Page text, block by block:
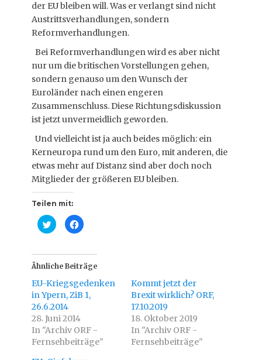
der EU bleiben will. Was er verlangt sind nicht
Austrittsverhandlungen, sondern
Reformverhandlungen.
Bei Reformverhandlungen wird es aber nicht
nur um die britischen Vorstellungen gehen,
sondern genauso um den Wunsch der
Euroländer nach einen engeren
Zusammenschluss. Diese Richtungsdiskussion
ist jetzt unvermeidlich geworden.
Und vielleicht ist ja auch beides möglich: ein
Kerneuropa rund um den Euro, mit anderen, die
etwas mehr auf Distanz sind aber doch noch
Mitglieder der größeren EU bleiben.
Teilen mit:
K
l
,
u
m
b
e
r
T
i
t
t
e
K
l
,
u
m
u
f
F
e
b
o
o
Ähnliche Beiträge
EU-Kriegsgedenken
in Ypern, ZiB 1,
26.6.2014
28. Juni 2014
In "Archiv ORF -
Fernsehbeiträge"
Kommt jetzt der
Brexit wirklich? ORF,
17.10.2019
18. Oktober 2019
In "Archiv ORF -
Fernsehbeiträge"